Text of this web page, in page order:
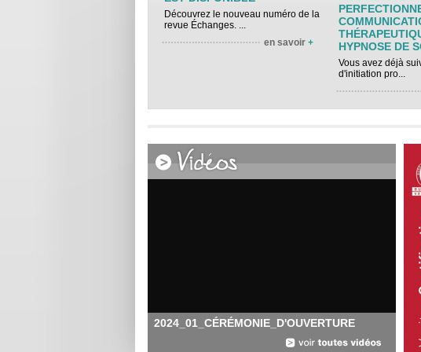
Découvrez le nouveau numéro de la
revue Échanges. ...
en savoir +
HYPNOSE DE
Vous avez déjà
d'initiation pro...
2024_01_CÉRÉMONIE_D'OUVERTURE